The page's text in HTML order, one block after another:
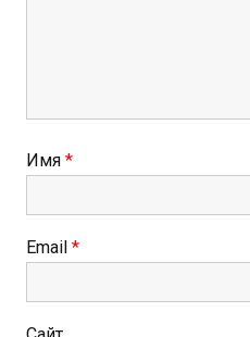
Имя *
Email *